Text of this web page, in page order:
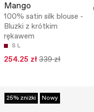
Mango
100% satin silk blouse -
Bluzki z krótkim
rękawem
S L
254.25 zł 339 zł
25% zniżki Nowy